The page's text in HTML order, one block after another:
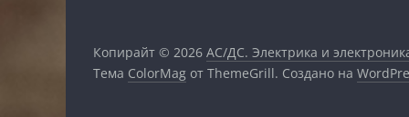
Копирайт © 2026 АС/ДС. Электрика и
Тема ColorMag от ThemeGrill. Создано на